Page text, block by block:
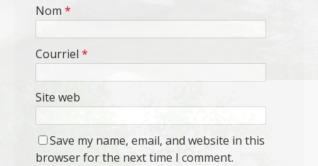
Nom *
Courriel *
Site web
Save my name, email, and website in this
browser for the next time I comment.